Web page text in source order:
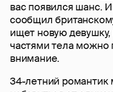
вас появился шанс.
сообщил
ищет новую
частями тела можно
внимание.
34-летний романтик